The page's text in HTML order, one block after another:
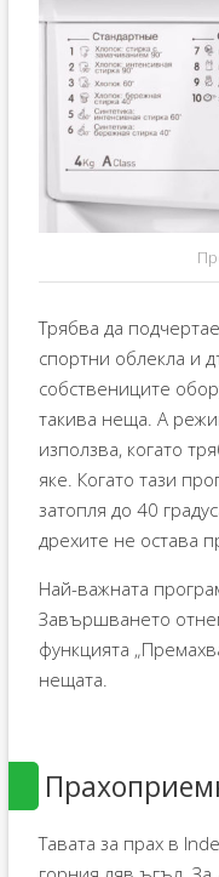
Трябва да
спортни облекла и
собствениците
такива неща. А
използва, когато
яке. Когато тази
затопля до 40
дрехите не остава
Най-важната
Завършването
функцията
нещата.
Тавата за прах в